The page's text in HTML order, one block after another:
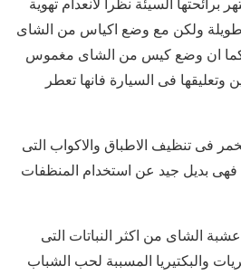
طويلة ولكن مع وضع اكياس من الشاى
كما ان وضع كيس من الشاى مغموس
وتعليقها فى السيارة فانها تعطر
فى تنظيف الاطباق والاكواب التى
فهى بديل جيد عن استخدام المنظفات
الشاى من اكثر النباتات التى
والبكتيريا المسببة لحب الشباب